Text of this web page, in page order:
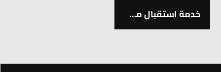
خدمة استقبال مطار اسطنبول